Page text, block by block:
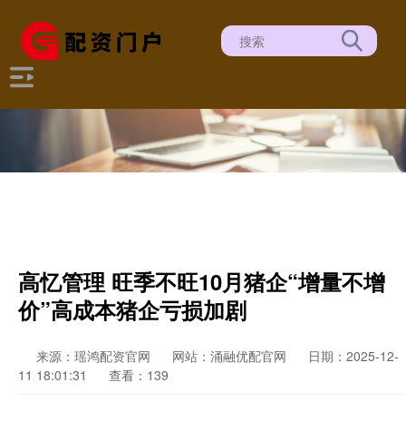
高忆管理 旺季不旺10月猪企“增量不增
价”高成本猪企亏损加剧
来源：瑶鸿配资官网 网站：涌融优配官网
日期：2025-12-
11 18:01:31
查看：139